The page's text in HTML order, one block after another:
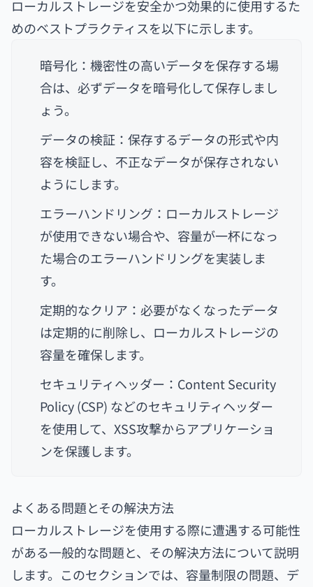
ローカルストレージを安全かつ効果的に使用するた
めのベストプラクティスを以下に示します。
暗号化：機密性の高いデータを保存する場
合は、必ずデータを暗号化して保存しまし
ょう。
データの検証：保存するデータの形式や内
容を検証し、不正なデータが保存されない
ようにします。
エラーハンドリング：ローカルストレージ
が使用できない場合や、容量が一杯になっ
た場合のエラーハンドリングを実装しま
す。
定期的なクリア：必要がなくなったデータ
は定期的に削除し、ローカルストレージの
容量を確保します。
セキュリティヘッダー：Content Security
Policy (CSP) などのセキュリティヘッダー
を使用して、XSS攻撃からアプリケーショ
ンを保護します。
よくある問題とその解決方法
ローカルストレージを使用する際に遭遇する可能性
がある一般的な問題と、その解決方法について説明
します。このセクションでは、容量制限の問題、デ